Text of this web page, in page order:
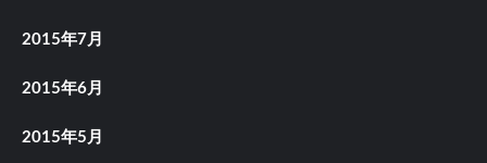
2015年7月
2015年6月
2015年5月